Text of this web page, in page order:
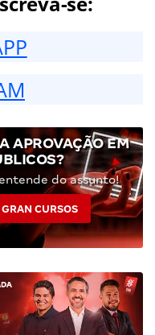
APROVAÇÃO EM
do assunto!
CURSOS